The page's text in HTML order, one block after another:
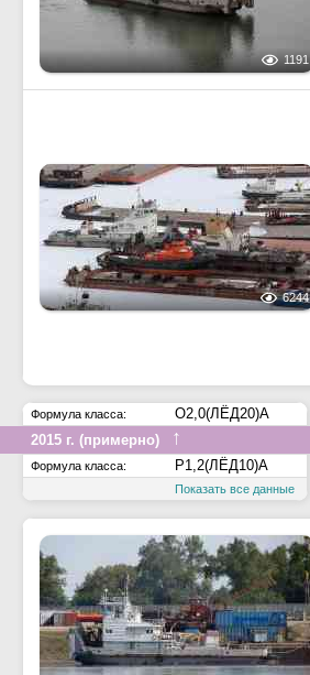
1191
6244
Формула класса:
О2,0(ЛЁД20)А
2015 г. (примерно)
↑
Формула класса: Р1,2(ЛЁД10)А
Показать все данные